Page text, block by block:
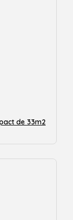
de 33m2